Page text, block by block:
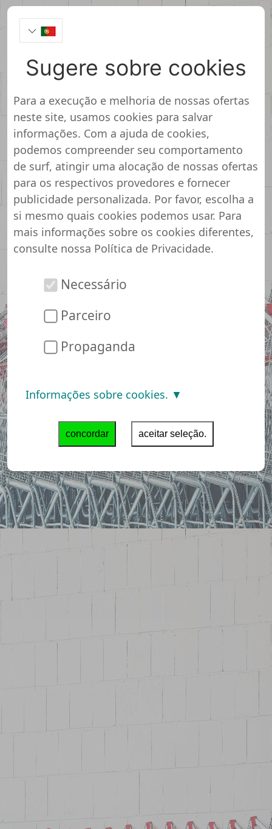
Muitos grandes lojas
online
Encontrar informações sobre sua loja on-
line sobre segurança, experiência de
compra e de poupança oportunidades
Elbhunde
Elbhunde Em sua loja online tudo, o que precisa para o
cachorro, roupas para cães,...
Sugere sobre cookies
Para a execução e melhoria de nossas ofertas
neste site, usamos cookies para salvar
informações. Com a ajuda de cookies,
podemos compreender seu comportamento
de surf, atingir uma alocação de nossas ofertas
para os respectivos provedores e fornecer
publicidade personalizada. Por favor, escolha a
si mesmo quais cookies podemos usar. Para
mais informações sobre os cookies diferentes,
consulte nossa Política de Privacidade.
Necessário
Parceiro
Propaganda
Informações sobre cookies.
concordar aceitar seleção.